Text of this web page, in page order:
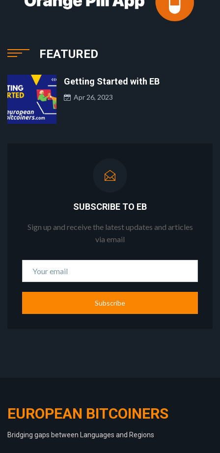
FEATURED
Getting Started with EB
Apr 26, 2023
SUBSCRIBE TO EB
Sign up and receive the latest updates and articles
via email
Subscribe
EUROPEAN BITCOINERS
Bridging gaps between Languages and Regions